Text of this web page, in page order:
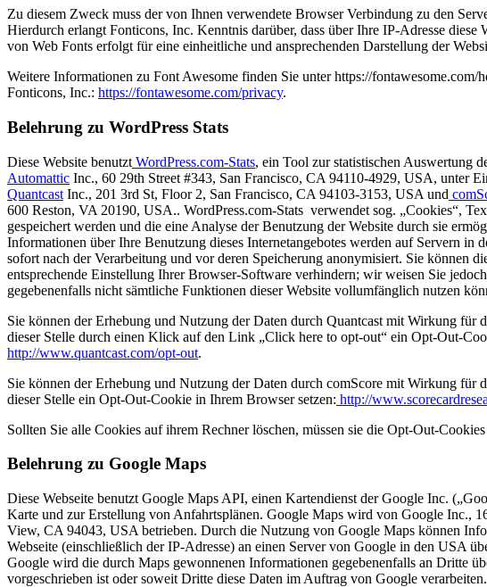
Zu diesem Zweck muss der von Ihnen verwendete Browser Verbindung zu den
Hierdurch erlangt Fonticons, Inc. Kenntnis darüber, dass über Ihre IP-Adresse
von Web Fonts erfolgt für eine einheitliche und ansprechenden Darstellung der
Weitere Informationen zu Font Awesome finden Sie unter https://fontawesome.com/
Fonticons, Inc.: https://fontawesome.com/privacy.
Belehrung zu WordPress Stats
Diese Website benutzt WordPress.com-Stats, ein Tool zur statistischen Auswertung
Automattic Inc., 60 29th Street #343, San Francisco, CA 94110-4929, USA, unter
Quantcast Inc., 201 3rd St, Floor 2, San Francisco, CA 94103-3153, USA und
600 Reston, VA 20190, USA.. WordPress.com-Stats verwendet sog. „Cookies“,
gespeichert werden und die eine Analyse der Benutzung der Website durch sie
Informationen über Ihre Benutzung dieses Internetangebotes werden auf Servern in
sofort nach der Verarbeitung und vor deren Speicherung anonymisiert. Sie können
entsprechende Einstellung Ihrer Browser-Software verhindern; wir weisen Sie
gegebenenfalls nicht sämtliche Funktionen dieser Website vollumfänglich nutzen
Sie können der Erhebung und Nutzung der Daten durch Quantcast mit Wirkung für
dieser Stelle durch einen Klick auf den Link „Click here to opt-out“ ein Opt-Out-
http://www.quantcast.com/opt-out.
Sie können der Erhebung und Nutzung der Daten durch comScore mit Wirkung für
dieser Stelle ein Opt-Out-Cookie in Ihrem Browser setzen: http://
Sollten Sie alle Cookies auf ihrem Rechner löschen, müssen sie die Opt-Out-Cookies
Belehrung zu Google Maps
Diese Webseite benutzt Google Maps API, einen Kartendienst der Google Inc.
Karte und zur Erstellung von Anfahrtsplänen. Google Maps wird von Google Inc.,
View, CA 94043, USA betrieben. Durch die Nutzung von Google Maps können
Webseite (einschließlich der IP-Adresse) an einen Server von Google in den USA
Google wird die durch Maps gewonnenen Informationen gegebenenfalls an Dritte
vorgeschrieben ist oder soweit Dritte diese Daten im Auftrag von Google verarbeiten.